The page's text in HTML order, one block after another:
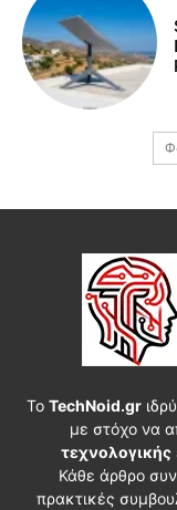
Το TechNoid.gr
με στόχο να
τεχνολογικής
Κάθε άρθρο
πρακτικές